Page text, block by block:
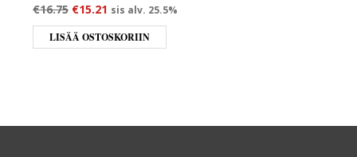
€16.75 Alkuperäinen hinta oli: €16.75.
€15.21 Nykyinen hinta on: €15.21.
sis alv. 25.5%
LISÄÄ OSTOSKORIIN